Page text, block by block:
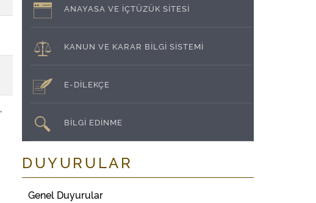
ANAYASA VE İÇTÜZÜK SİTESİ
KANUN VE KARAR BİLGİ SİSTEMİ
E-DİLEKÇE
BİLGİ EDİNME
DUYURULAR
Genel Duyurular